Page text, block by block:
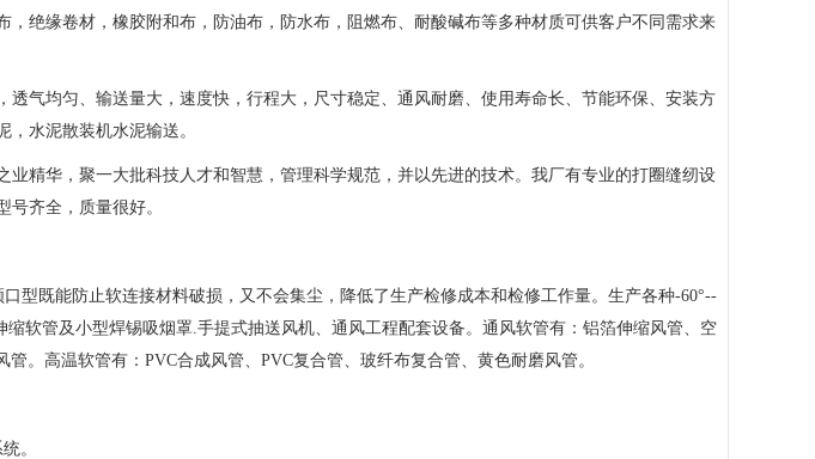
绝缘卷材，橡胶附和布，防油布，防水布，阻燃布、耐酸碱布等多种材质可供客户不同需求来
透气均匀、输送量大，速度快，行程大，尺寸稳定、通风耐磨、使用寿命长、节能环保、安装方
水泥散装机水泥输送。
精华，聚一大批科技人才和智慧，管理科学规范，并以先进的技术。我厂有专业的打圈缝纫设
齐全，质量很好。
型既能防止软连接材料破损，又不会集尘，降低了生产检修成本和检修工作量。生产各种-60°--
软管及小型焊锡吸烟罩.手提式抽送风机、通风工程配套设备。通风软管有：铝箔伸缩风管、空
。高温软管有：PVC合成风管、PVC复合管、玻纤布复合管、黄色耐磨风管。
。